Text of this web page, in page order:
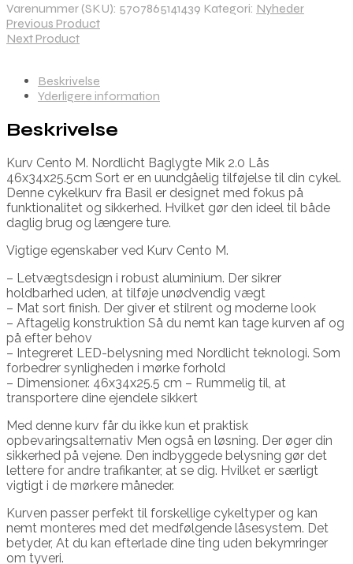
Varenummer (SKU): 5707865141439 Kategori: Nyheder
Previous Product
Next Product
Beskrivelse
Yderligere information
Beskrivelse
Kurv Cento M. Nordlicht Baglygte Mik 2.0 Lås
46x34x25.5cm Sort er en uundgåelig tilføjelse til din cykel.
Denne cykelkurv fra Basil er designet med fokus på
funktionalitet og sikkerhed. Hvilket gør den ideel til både
daglig brug og længere ture.
Vigtige egenskaber ved Kurv Cento M.
– Letvægtsdesign i robust aluminium. Der sikrer
holdbarhed uden, at tilføje unødvendig vægt
– Mat sort finish. Der giver et stilrent og moderne look
– Aftagelig konstruktion Så du nemt kan tage kurven af og
på efter behov
– Integreret LED-belysning med Nordlicht teknologi. Som
forbedrer synligheden i mørke forhold
– Dimensioner. 46x34x25.5 cm – Rummelig til, at
transportere dine ejendele sikkert
Med denne kurv får du ikke kun et praktisk
opbevaringsalternativ Men også en løsning. Der øger din
sikkerhed på vejene. Den indbyggede belysning gør det
lettere for andre trafikanter, at se dig. Hvilket er særligt
vigtigt i de mørkere måneder.
Kurven passer perfekt til forskellige cykeltyper og kan
nemt monteres med det medfølgende låsesystem. Det
betyder, At du kan efterlade dine ting uden bekymringer
om tyveri.